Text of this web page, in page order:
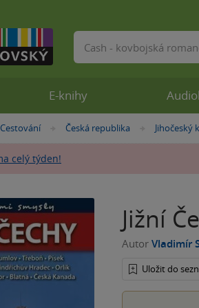
»
Cestování »
Česká republika »Jihočeský
celý týden!
Jižní
Autor Vladimír
Uložit do
E-knihy
Vyhledávání